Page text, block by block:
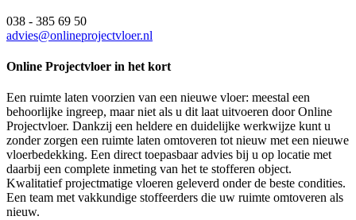
038 - 385 69 50
advies@onlineprojectvloer.nl
Online Projectvloer in het kort
Een ruimte laten voorzien van een nieuwe vloer: meestal een
behoorlijke ingreep, maar niet als u dit laat uitvoeren door Online
Projectvloer. Dankzij een heldere en duidelijke werkwijze kunt u
zonder zorgen een ruimte laten omtoveren tot nieuw met een nieuwe
vloerbedekking. Een direct toepasbaar advies bij u op locatie met
daarbij een complete inmeting van het te stofferen object.
Kwalitatief projectmatige vloeren geleverd onder de beste condities.
Een team met vakkundige stoffeerders die uw ruimte omtoveren als
nieuw.